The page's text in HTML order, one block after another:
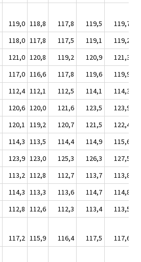
119,0 118,8 117,8 119,5
119,7
118,0 117,8 117,5 119,1
119,2
121,0 120,8 119,2 120,9
121,3
117,0 116,6 117,8 119,6
119,9
112,4 112,1 112,5 114,1
114,3
120,6 120,0 121,6 123,5
123,9
120,1 119,2 120,7 121,5
122,4
114,3 113,5 114,4 114,9
115,6
123,9 123,0 125,3 126,3
127,5
113,2 112,8 112,7 113,7
113,8
114,3 113,3 113,6 114,7
114,8
112,8 112,6 112,3 113,4
113,5
117,2 115,9 116,4 117,5
117,6